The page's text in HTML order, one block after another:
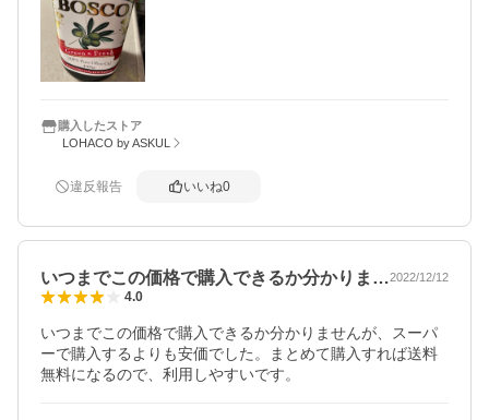
購入したストア
LOHACO by ASKUL
違反報告 いいね0
いつまでこの価格で購入できるか分かりま…2022/12/12
4.0
いつまでこの価格で購入できるか分かりませんが、スーパ
ーで購入するよりも安価でした。まとめて購入すれば送料
無料になるので、利用しやすいです。